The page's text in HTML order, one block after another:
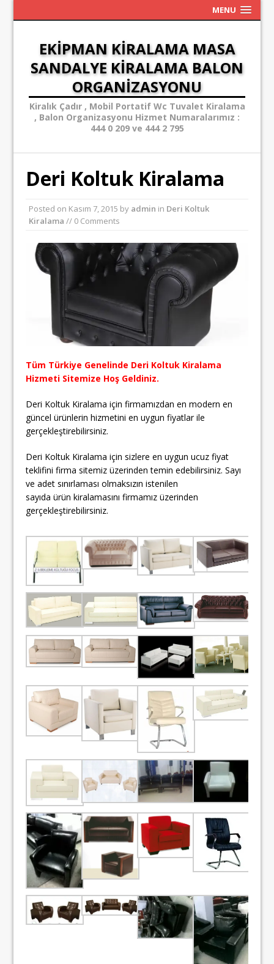
MENU
EKIPMAN KIRALAMA MASA
SANDALYE KIRALAMA BALON
ORGANIZASYONU
Kiralık Çadır , Mobil Portatif Wc Tuvalet Kiralama
, Balon Organizasyonu Hizmet Numaralarımız :
444 0 209 ve 444 2 795
Deri Koltuk Kiralama
Posted on Kasım 7, 2015 by admin in Deri Koltuk
Kiralama // 0 Comments
Tüm Türkiye Genelinde Deri Koltuk Kiralama
Hizmeti Sitemize Hoş Geldiniz.
Deri Koltuk Kiralama için firmamızdan en modern en
güncel ürünlerin hizmetini en uygun fiyatlar ile
gerçekleştirebilirsiniz.
Deri Koltuk Kiralama için sizlere en uygun ucuz fiyat
teklifini firma sitemiz üzerinden temin edebilirsiniz. Sayı
ve adet sınırlaması olmaksızın istenilen
sayıda ürün kiralamasını firmamız üzerinden
gerçekleştirebilirsiniz.